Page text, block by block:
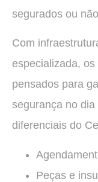
segurados ou
Com
especializada,
pensados para
segurança no
diferenciais do
Peças e